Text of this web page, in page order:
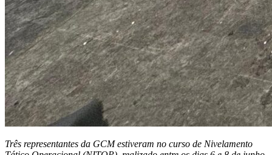
Três representantes da GCM estiveram no curso de Nivelamento